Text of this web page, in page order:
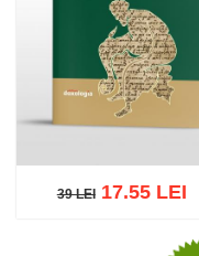
39 LEI
39 LEI17.55 LEI